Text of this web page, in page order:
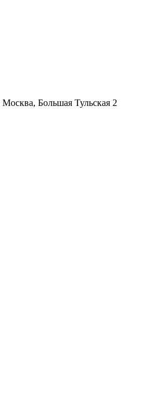
Москва, Большая Тульская 2